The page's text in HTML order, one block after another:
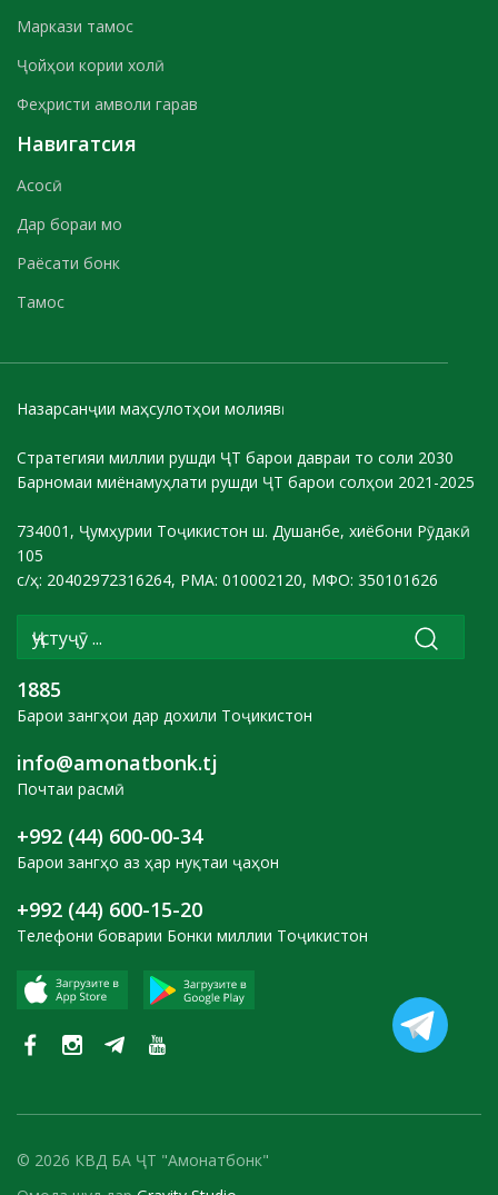
Маркази тамос
Ҷойҳои кории холӣ
Феҳристи амволи гарав
Навигатсия
Асосӣ
Дар бораи мо
Раёсати бонк
Тамос
Назарсанҷии маҳсулотҳои молиявӣ
Стратегияи миллии рушди ҶТ барои давраи то соли 2030
Барномаи миёнамуҳлати рушди ҶТ барои солҳои 2021-2025
734001, Ҷумҳурии Тоҷикистон ш. Душанбе, хиёбони Рӯдакӣ
105
с/ҳ: 20402972316264, РМА: 010002120, МФО: 350101626
1885
Барои зангҳои дар дохили Тоҷикистон
info@amonatbonk.tj
Почтаи расмӣ
+992 (44) 600-00-34
Барои зангҳо аз ҳар нуқтаи ҷаҳон
+992 (44) 600-15-20
Телефони боварии Бонки миллии Тоҷикистон
© 2026 КВД БА ҶТ "Амонатбонк"